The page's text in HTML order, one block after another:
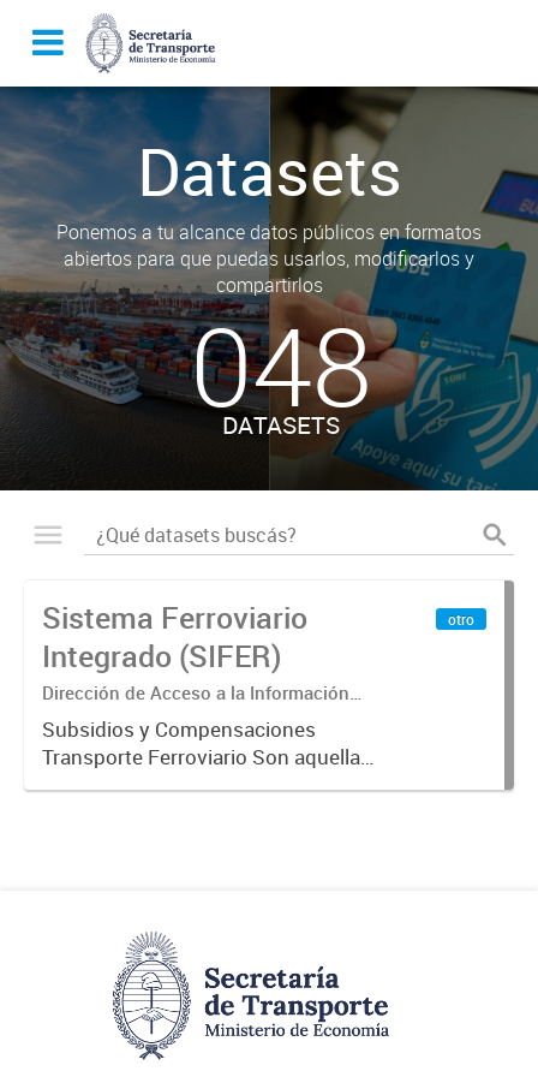
Datasets
Ponemos a tu alcance datos públicos en formatos
abiertos para que puedas usarlos, modificarlos y
compartirlos
048
DATASETS
Sistema Ferroviario
Integrado (SIFER)
Dirección de Acceso a la Información
Pública y Transparencia
Subsidios y Compensaciones
Transporte Ferroviario Son aquellas
transferencias realizadas por la
otro